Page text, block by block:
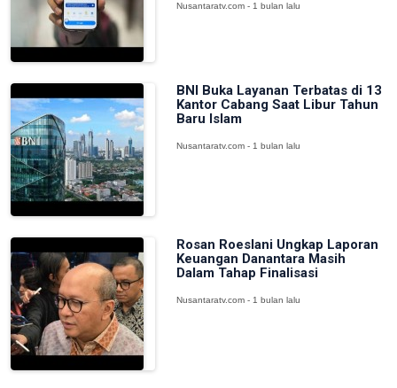
Nusantaratv.com - 1 bulan lalu
BNI Buka Layanan Terbatas di 13
Kantor Cabang Saat Libur Tahun
Baru Islam
Nusantaratv.com - 1 bulan lalu
Rosan Roeslani Ungkap Laporan
Keuangan Danantara Masih
Dalam Tahap Finalisasi
Nusantaratv.com - 1 bulan lalu